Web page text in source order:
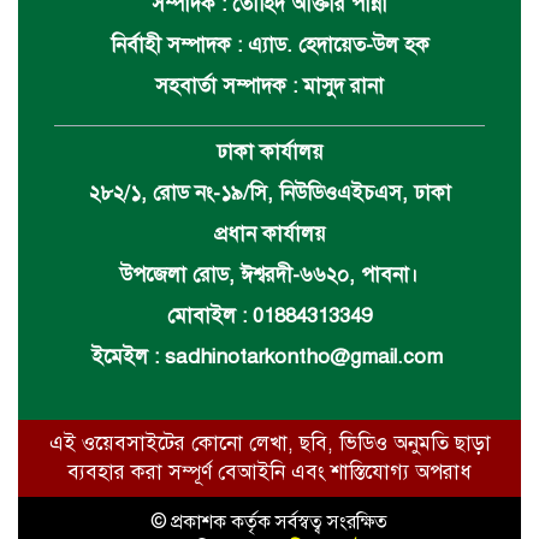
নির্বাহী সম্পাদক : এ্যাড. হেদায়েত-উল হক
সহবার্তা সম্পাদক : মাসুদ রানা
ঢাকা কার্যালয়
২৮২/১, রোড নং-১৯/সি, নিউডিওএইচএস, ঢাকা
প্রধান কার্যালয়
উপজেলা রোড, ঈশ্বরদী-৬৬২০, পাবনা।
মোবাইল : 01884313349
ইমেইল : sadhinotarkontho@gmail.com
এই ওয়েবসাইটের কোনো লেখা, ছবি, ভিডিও অনুমতি ছাড়া
ব্যবহার করা সম্পূর্ণ বেআইনি এবং শাস্তিযোগ্য অপরাধ
© প্রকাশক কর্তৃক সর্বস্বত্ব সংরক্ষিত